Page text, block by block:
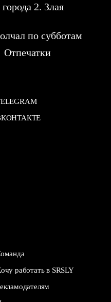
2. Злая
по субботам
Отпечатки
работать в SRSLY